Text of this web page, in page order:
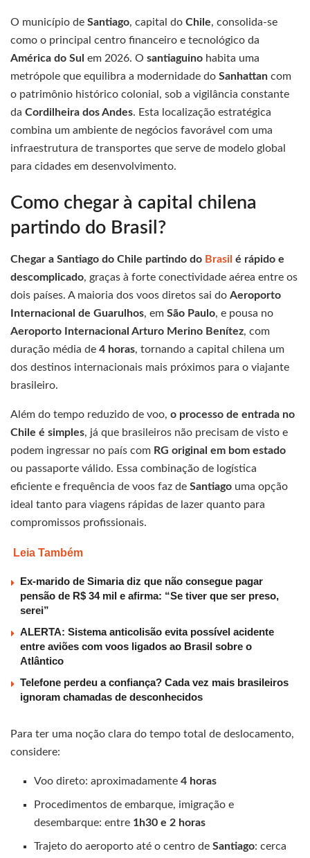
O município de Santiago, capital do Chile, consolida-se
como o principal centro financeiro e tecnológico da
América do Sul em 2026. O santiaguino habita uma
metrópole que equilibra a modernidade do Sanhattan com
o patrimônio histórico colonial, sob a vigilância constante
da Cordilheira dos Andes. Esta localização estratégica
combina um ambiente de negócios favorável com uma
infraestrutura de transportes que serve de modelo global
para cidades em desenvolvimento.
Como chegar à capital chilena
partindo do Brasil?
Chegar a Santiago do Chile partindo do Brasil é rápido e
descomplicado, graças à forte conectividade aérea entre os
dois países. A maioria dos voos diretos sai do Aeroporto
Internacional de Guarulhos, em São Paulo, e pousa no
Aeroporto Internacional Arturo Merino Benítez, com
duração média de 4 horas, tornando a capital chilena um
dos destinos internacionais mais próximos para o viajante
brasileiro.
Além do tempo reduzido de voo, o processo de entrada no
Chile é simples, já que brasileiros não precisam de visto e
podem ingressar no país com RG original em bom estado
ou passaporte válido. Essa combinação de logística
eficiente e frequência de voos faz de Santiago uma opção
ideal tanto para viagens rápidas de lazer quanto para
compromissos profissionais.
Leia Também
Ex-marido de Simaria diz que não consegue pagar
pensão de R$ 34 mil e afirma: “Se tiver que ser preso,
serei”
ALERTA: Sistema anticolisão evita possível acidente
entre aviões com voos ligados ao Brasil sobre o
Atlântico
Telefone perdeu a confiança? Cada vez mais brasileiros
ignoram chamadas de desconhecidos
Para ter uma noção clara do tempo total de deslocamento,
considere:
Voo direto: aproximadamente4 horas
Procedimentos de embarque, imigração e
desembarque: entre 1h30 e 2 horas
Trajeto do aeroporto até o centro deSantiago: cerca